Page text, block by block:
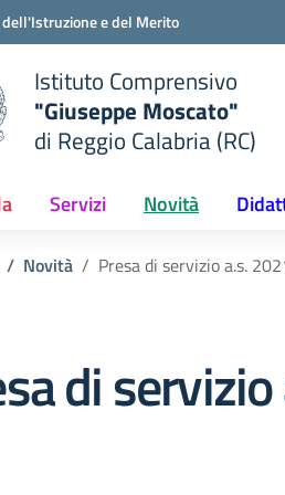
e del Merito
Istituto Comprensivo
"Giuseppe Moscato"
di Reggio Calabria (RC)
Servizi Novità
Novità Presa di servizio a.s.
di